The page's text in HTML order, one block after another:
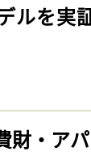
ルを実
財・ア